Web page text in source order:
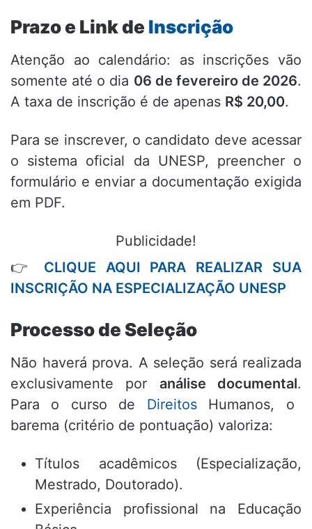
Prazo e Link de Inscrição
Atenção ao calendário: as inscrições vão
somente até o dia 06 de fevereiro de 2026.
A taxa de inscrição é de apenas R$ 20,00.
Para se inscrever, o candidato deve acessar
o sistema oficial da UNESP, preencher o
formulário e enviar a documentação exigida
em PDF.
Publicidade!
👉 CLIQUE AQUI PARA REALIZAR SUA
INSCRIÇÃO NA ESPECIALIZAÇÃO UNESP
Processo de Seleção
Não haverá prova. A seleção será realizada
exclusivamente por análise documental.
Para o curso de DireitosHumanos, o
barema (critério de pontuação) valoriza:
Títulos acadêmicos (Especialização,
Mestrado, Doutorado).
Experiência profissional na Educação